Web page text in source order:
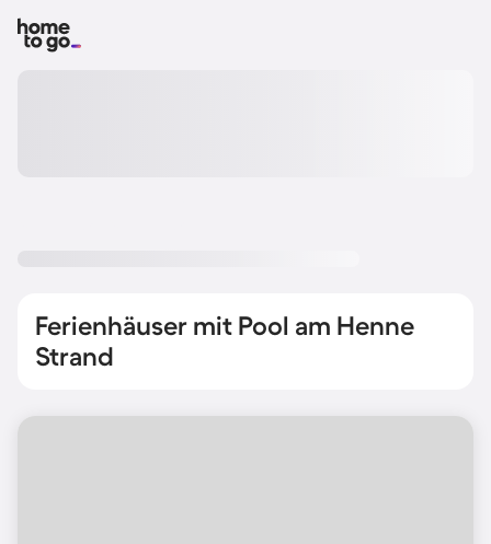
Ferienhäuser mit Pool am Henne
Strand